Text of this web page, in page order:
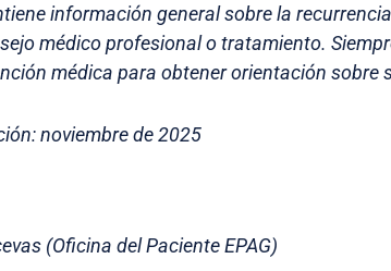
información general sobre la
médico profesional o tratamiento.
médica para obtener orientación sobre
noviembre de 2025
(Oficina del Paciente EPAG)